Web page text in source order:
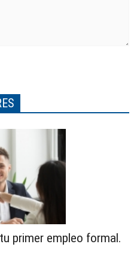
primer empleo formal.